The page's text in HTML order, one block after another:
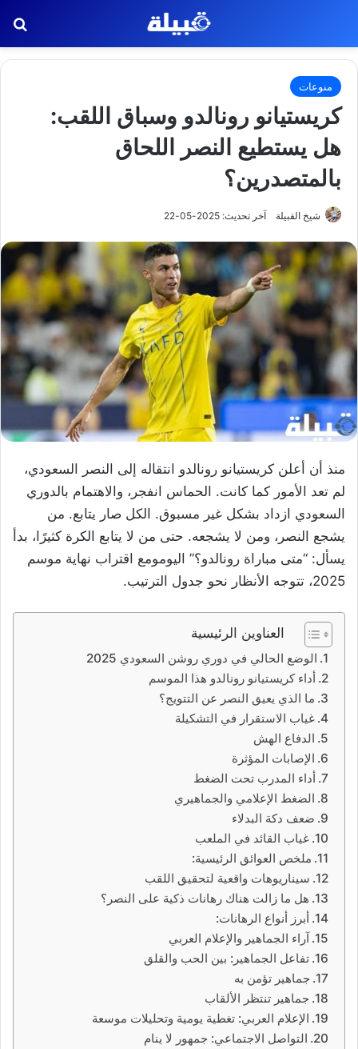
منوعات
كريستيانو رونالدو وسباق اللقب:
هل يستطيع النصر اللحاق
بالمتصدرين؟
شيخ القبيلة آخر تحديث: 2025-05-22
منذ أن أعلن كريستيانو رونالدو انتقاله إلى النصر السعودي،
لم تعد الأمور كما كانت. الحماس انفجر، والاهتمام بالدوري
السعودي ازداد بشكل غير مسبوق. الكل صار يتابع. من
يشجع النصر، ومن لا يشجعه. حتى من لا يتابع الكرة كثيرًا، بدأ
يسأل: “متى مباراة رونالدو؟” اليومومع اقتراب نهاية موسم
2025، تتوجه الأنظار نحو جدول الترتيب.
العناوين الرئيسية
الوضع الحالي في دوري روشن السعودي 2025
أداء كريستيانو رونالدو هذا الموسم
ما الذي يعيق النصر عن التتويج؟
غياب الاستقرار في التشكيلة
الدفاع الهش
الإصابات المؤثرة
أداء المدرب تحت الضغط
الضغط الإعلامي والجماهيري
ضعف دكة البدلاء
غياب القائد في الملعب
ملخص العوائق الرئيسية:
سيناريوهات واقعية لتحقيق اللقب
هل ما زالت هناك رهانات ذكية على النصر؟
أبرز أنواع الرهانات:
آراء الجماهير والإعلام العربي
تفاعل الجماهير: بين الحب والقلق
جماهير تؤمن به
جماهير تنتظر الألقاب
الإعلام العربي: تغطية يومية وتحليلات موسعة
التواصل الاجتماعي: جمهور لا ينام